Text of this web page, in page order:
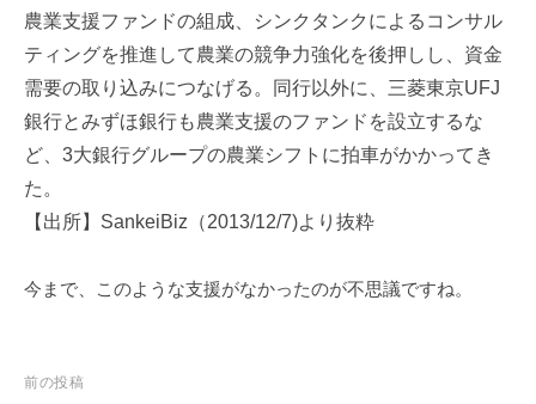
農業支援ファンドの組成、シンクタンク に よるコンサル
ティングを推進して農業の競争力強化を後押しし、資金
需要の取り込みにつなげる。
同行以外に、三菱東京UFJ
銀行とみずほ銀行も農業支援のファンドを設立するな
ど、3大銀行グループの農業シフトに拍車がかかってき
た。
【出所】SankeiBiz（2013/12/7)より抜粋
今まで、このような支援がなかったのが不思議ですね。
投
前の投稿